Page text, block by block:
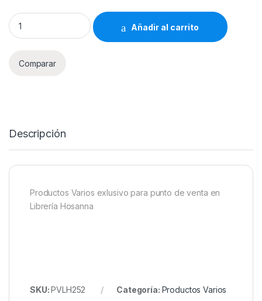
Productos Varios Librería Hosanna 252 quantity
Añadir al carrito
Comparar
Descripción
Productos Varios exlusivo para punto de venta en
Librería Hosanna
SKU:PVLH252 Categoría: Productos Varios